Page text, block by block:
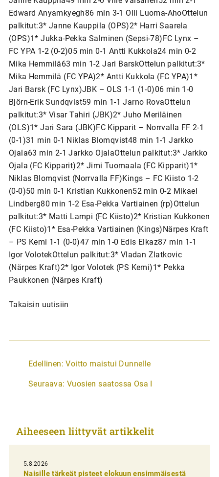
Edward Anyamkyegh86 min 3-1 Olli Luoma-AhoOttelun
palkitut:3* Janne Kauppila (OPS)2* Harri Saarela
(OPS)1* Jukka-Pekka Salminen (Sepsi-78)FC Lynx –
FC YPA 1-2 (0-2)05 min 0-1 Antti Kukkola24 min 0-2
Mika Hemmilä63 min 1-2 Jari BarskOttelun palkitut:3*
Mika Hemmilä (FC YPA)2* Antti Kukkola (FC YPA)1*
Jari Barsk (FC Lynx)JBK – OLS 1-1 (1-0)06 min 1-0
Björn-Erik Sundqvist59 min 1-1 Jarno RovaOttelun
palkitut:3* Visar Tahiri (JBK)2* Juho Meriläinen
(OLS)1* Jari Sara (JBK)FC Kipparit – Norrvalla FF 2-1
(0-1)31 min 0-1 Niklas Blomqvist48 min 1-1 Jarkko
Ojala63 min 2-1 Jarkko OjalaOttelun palkitut:3* Jarkko
Ojala (FC Kipparit)2* Jimi Tuomaala (FC Kipparit)1*
Niklas Blomqvist (Norrvalla FF)Kings – FC Kiisto 1-2
(0-0)50 min 0-1 Kristian Kukkonen52 min 0-2 Mikael
Lindberg80 min 1-2 Esa-Pekka Vartiainen (rp)Ottelun
palkitut:3* Matti Lampi (FC Kiisto)2* Kristian Kukkonen
(FC Kiisto)1* Esa-Pekka Vartiainen (Kings)Närpes Kraft
– PS Kemi 1-1 (0-0)47 min 1-0 Edis Elkaz87 min 1-1
Igor VolotekOttelun palkitut:3* Vladan Zlatkovic
(Närpes Kraft)2* Igor Volotek (PS Kemi)1* Pekka
Paukkonen (Närpes Kraft)
Takaisin uutisiin
A
t
k
e
l
Edellinen: Voitto maistui Dunnelle
Seuraava: Vuosien saatossa Osa I
Aiheeseen liittyvät artikkelit
5.8.2026
Naisille tärkeät pisteet elokuun ensimmäisestä